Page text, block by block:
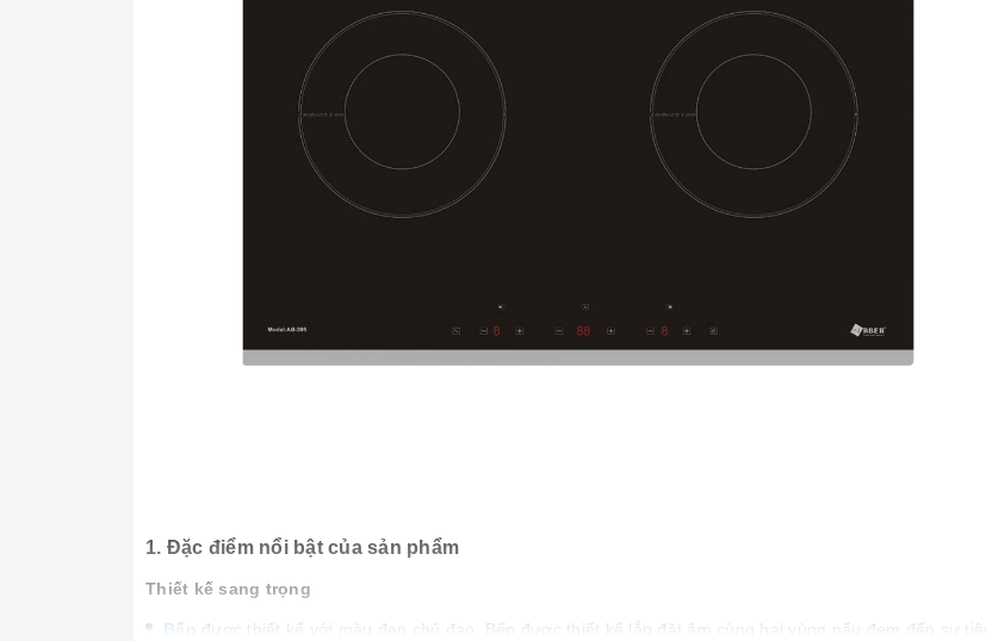
1. Đặc điểm nổi bật của sản phẩm
Thiết kế sang trọng
Bếp
được thiết kế với màu đen chủ đạo. Bếp được thiết kế lắp đặt âm cùng hai vùng nấu đem đến sự tiện